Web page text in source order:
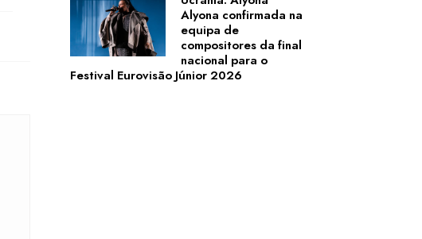
Alyona confirmada na
equipa de
compositores da final
nacional para o
Festival Eurovisão Júnior 2026